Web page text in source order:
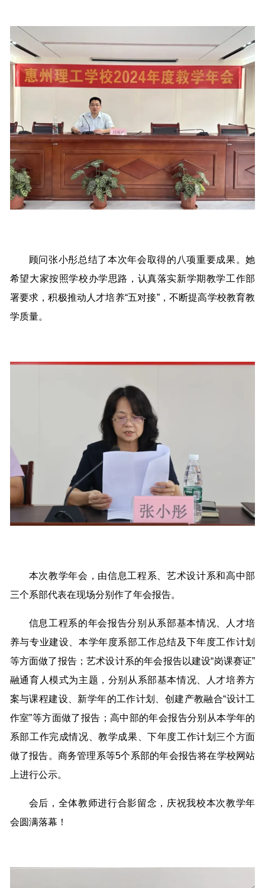
顾问张小彤总结了本次年会取得的八项重要成果。她
希望大家按照学校办学思路，认真落实新学期教学工作部
署要求，积极推动人才培养“五对接”，不断提高学校教育教
学质量。
本次教学年会，由信息工程系、艺术设计系和高中部
三个系部代表在现场分别作了年会报告。
信息工程系的年会报告分别从系部基本情况、人才培
养与专业建设、本学年度系部工作总结及下年度工作计划
等方面做了报告；艺术设计系的年会报告以建设“岗课赛证”
融通育人模式为主题，分别从系部基本情况、人才培养方
案与课程建设、新学年的工作计划、创建产教融合“设计工
作室”等方面做了报告；高中部的年会报告分别从本学年的
系部工作完成情况、教学成果、下年度工作计划三个方面
做了报告。商务管理系等5个系部的年会报告将在学校网站
上进行公示。
会后，全体教师进行合影留念，庆祝我校本次教学年
会圆满落幕！